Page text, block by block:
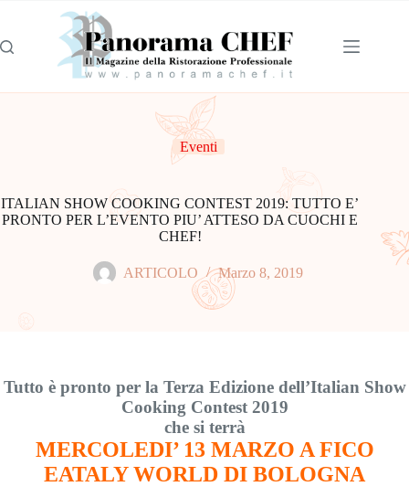
Eventi
ITALIAN SHOW COOKING CONTEST 2019: TUTTO E’
PRONTO PER L’EVENTO PIU’ ATTESO DA CUOCHI E
CHEF!
ARTICOLO Marzo 8, 2019
Tutto è pronto per la Terza Edizione dell’Italian Show
Cooking Contest 2019
che si terrà
MERCOLEDI’ 13 MARZO A FICO
EATALY WORLD DI BOLOGNA